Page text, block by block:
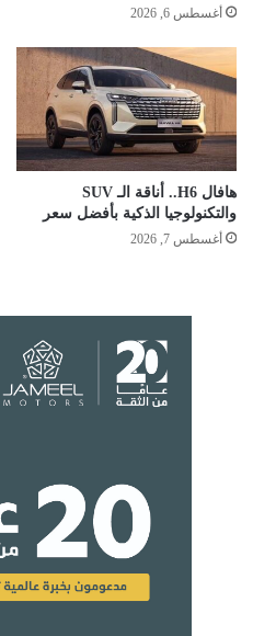
أغسطس 6, 2026
هافال H6.. أناقة الـ SUV
والتكنولوجيا الذكية بأفضل سعر
أغسطس 7, 2026